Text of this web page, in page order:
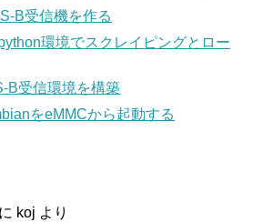
B受信機を作る
環境でスクレイピングとロー
B受信環境を構築
をeMMCから起動する
に koj より